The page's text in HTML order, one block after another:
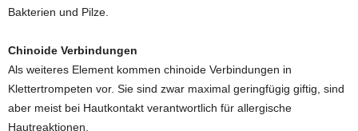
Bakterien und Pilze.
Chinoide Verbindungen
Als weiteres Element kommen chinoide Verbindungen in
Klettertrompeten vor. Sie sind zwar maximal geringfügig giftig, sind
aber meist bei Hautkontakt verantwortlich für allergische
Hautreaktionen.